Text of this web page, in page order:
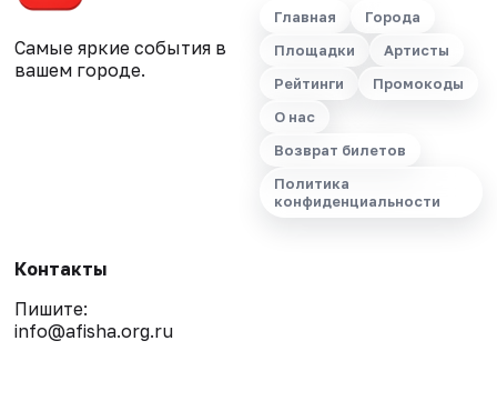
Самые яркие события в
вашем городе.
Главная
Города
Площадки
Артисты
Рейтинги
Промокоды
О нас
Возврат билетов
Политика
конфиденциальности
Контакты
Пишите:
info@afisha.org.ru